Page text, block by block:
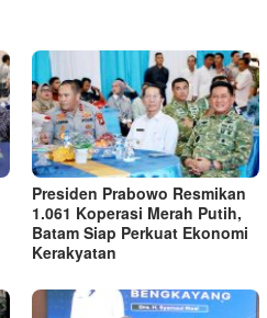
Presiden Prabowo Resmikan
1.061 Koperasi Merah Putih,
Batam Siap Perkuat Ekonomi
Kerakyatan